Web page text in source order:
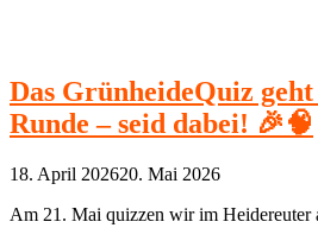
Das GrünheideQuiz
Runde – seid dabei! 🎉🧠
18. April 202620. Mai 2026
Am 21. Mai quizzen wir im Heidereuter